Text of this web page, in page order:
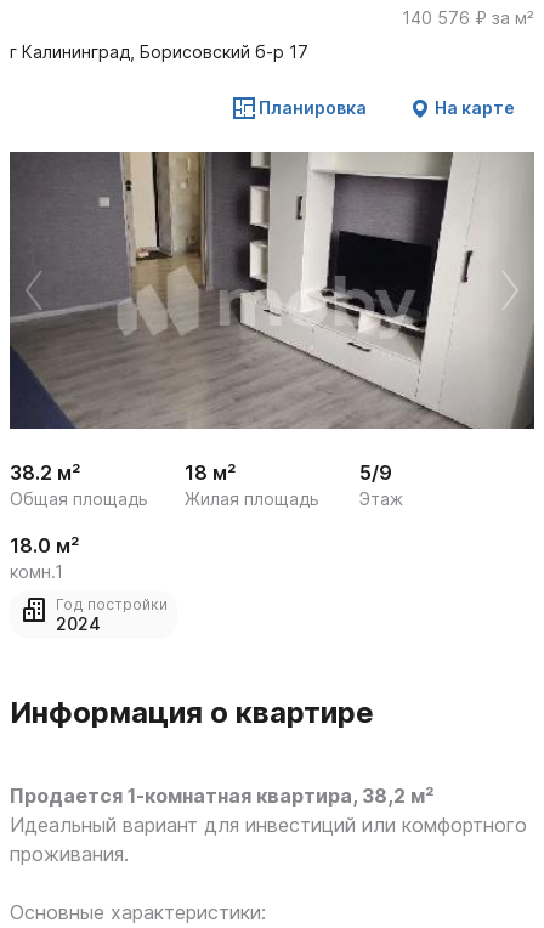
140 576 ₽ за м²
г Калининград, Борисовский б-р 17
Планировка На карте
38.2 м²
Общая площадь
18 м²
Жилая площадь
5/9
Этаж
18.0 м²
комн.1
Год постройки
2024
Информация о квартире
Продается 1-комнатная квартира, 38,2 м²
Идеальный вариант для инвестиций или комфортного
проживания.
Основные характеристики: